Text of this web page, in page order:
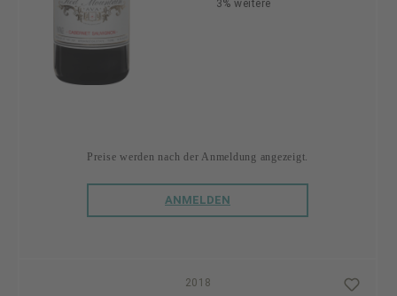
3% weitere
Preise werden nach der Anmeldung angezeigt.
ANMELDEN
2018